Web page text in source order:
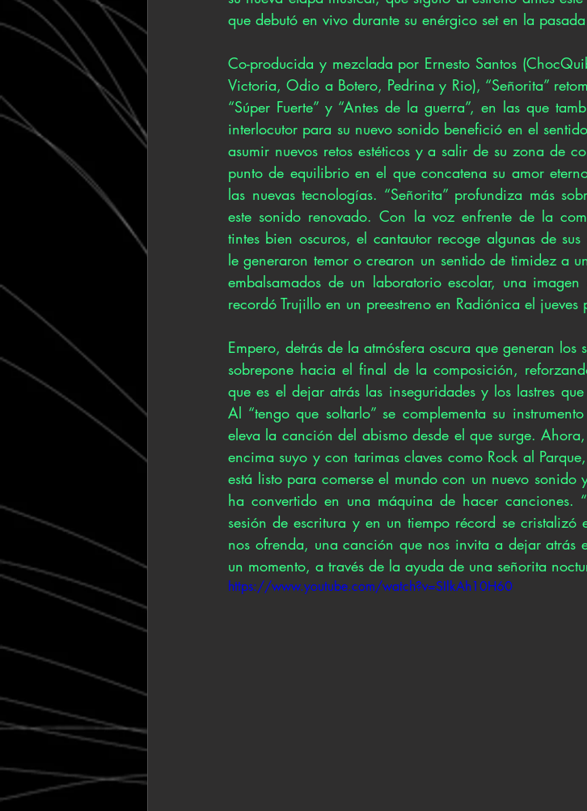
que debutó en vivo durante su enérgico set en la
Co-producida y mezclada por Ernesto Santos
Victoria, Odio a Botero, Pedrina y Rio), “Señorita”
“Súper Fuerte” y “Antes de la guerra”, en las que
interlocutor para su nuevo sonido benefició en el
asumir nuevos retos estéticos y a salir de su zona de
punto de equilibrio en el que concatena su amor
las nuevas tecnologías. “Señorita” profundiza más
este sonido renovado. Con la voz enfrente de la
tintes bien oscuros, el cantautor recoge algunas de
le generaron temor o crearon un sentido de timidez a
embalsamados de un laboratorio escolar, una
recordó Trujillo en un preestreno en Radiónica el jueves
Empero, detrás de la atmósfera oscura que generan
sobrepone hacia el final de la composición,
que es el dejar atrás las inseguridades y los lastres
Al “tengo que soltarlo” se complementa su
eleva la canción del abismo desde el que surge.
encima suyo y con tarimas claves como Rock al
está listo para comerse el mundo con un nuevo
ha convertido en una máquina de hacer canciones.
sesión de escritura y en un tiempo récord se cristalizó
nos ofrenda, una canción que nos invita a dejar atrás
un momento, a través de la ayuda de una señorita
https://www.youtube.com/watch?v=SIlkAh10H60